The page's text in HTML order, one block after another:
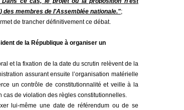
des membres de l'Assemblée nationale.";
de trancher définitivement ce débat.
de la République à organiser un
et la fixation de la date du scrutin relèventde la
assurant ensuite l’organisation matérielle
un contrôle de constitutionnalité et veille à la
de violation des règles constitutionnelles.
lui-même une date de référendum ou de se